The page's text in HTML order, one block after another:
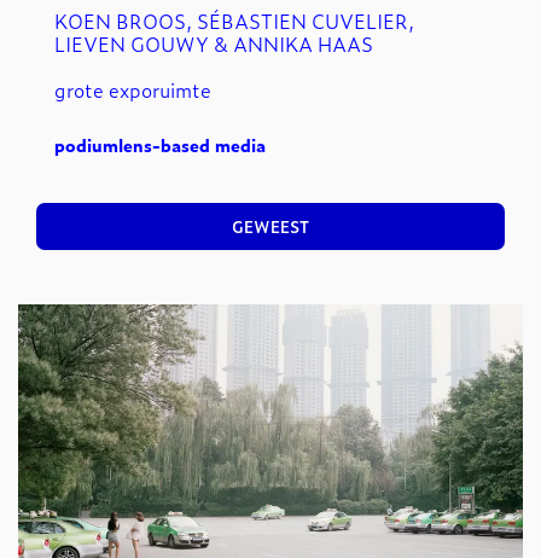
KOEN BROOS, SÉBASTIEN CUVELIER,
LIEVEN GOUWY & ANNIKA HAAS
grote exporuimte
podiumlens-based media
GEWEEST